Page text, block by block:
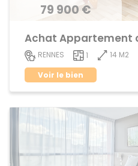
79 900 €
RENNES 1
14 M2
Voir le bien